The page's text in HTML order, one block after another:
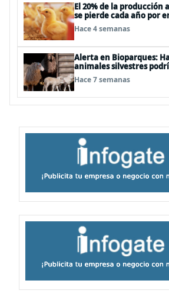
El 20% de la
se pierde cada año por
se pueden evitar
Hace 4 semanas
Alerta en Bioparques:
animales silvestres
desnutrición por dietas
Hace 7 semanas